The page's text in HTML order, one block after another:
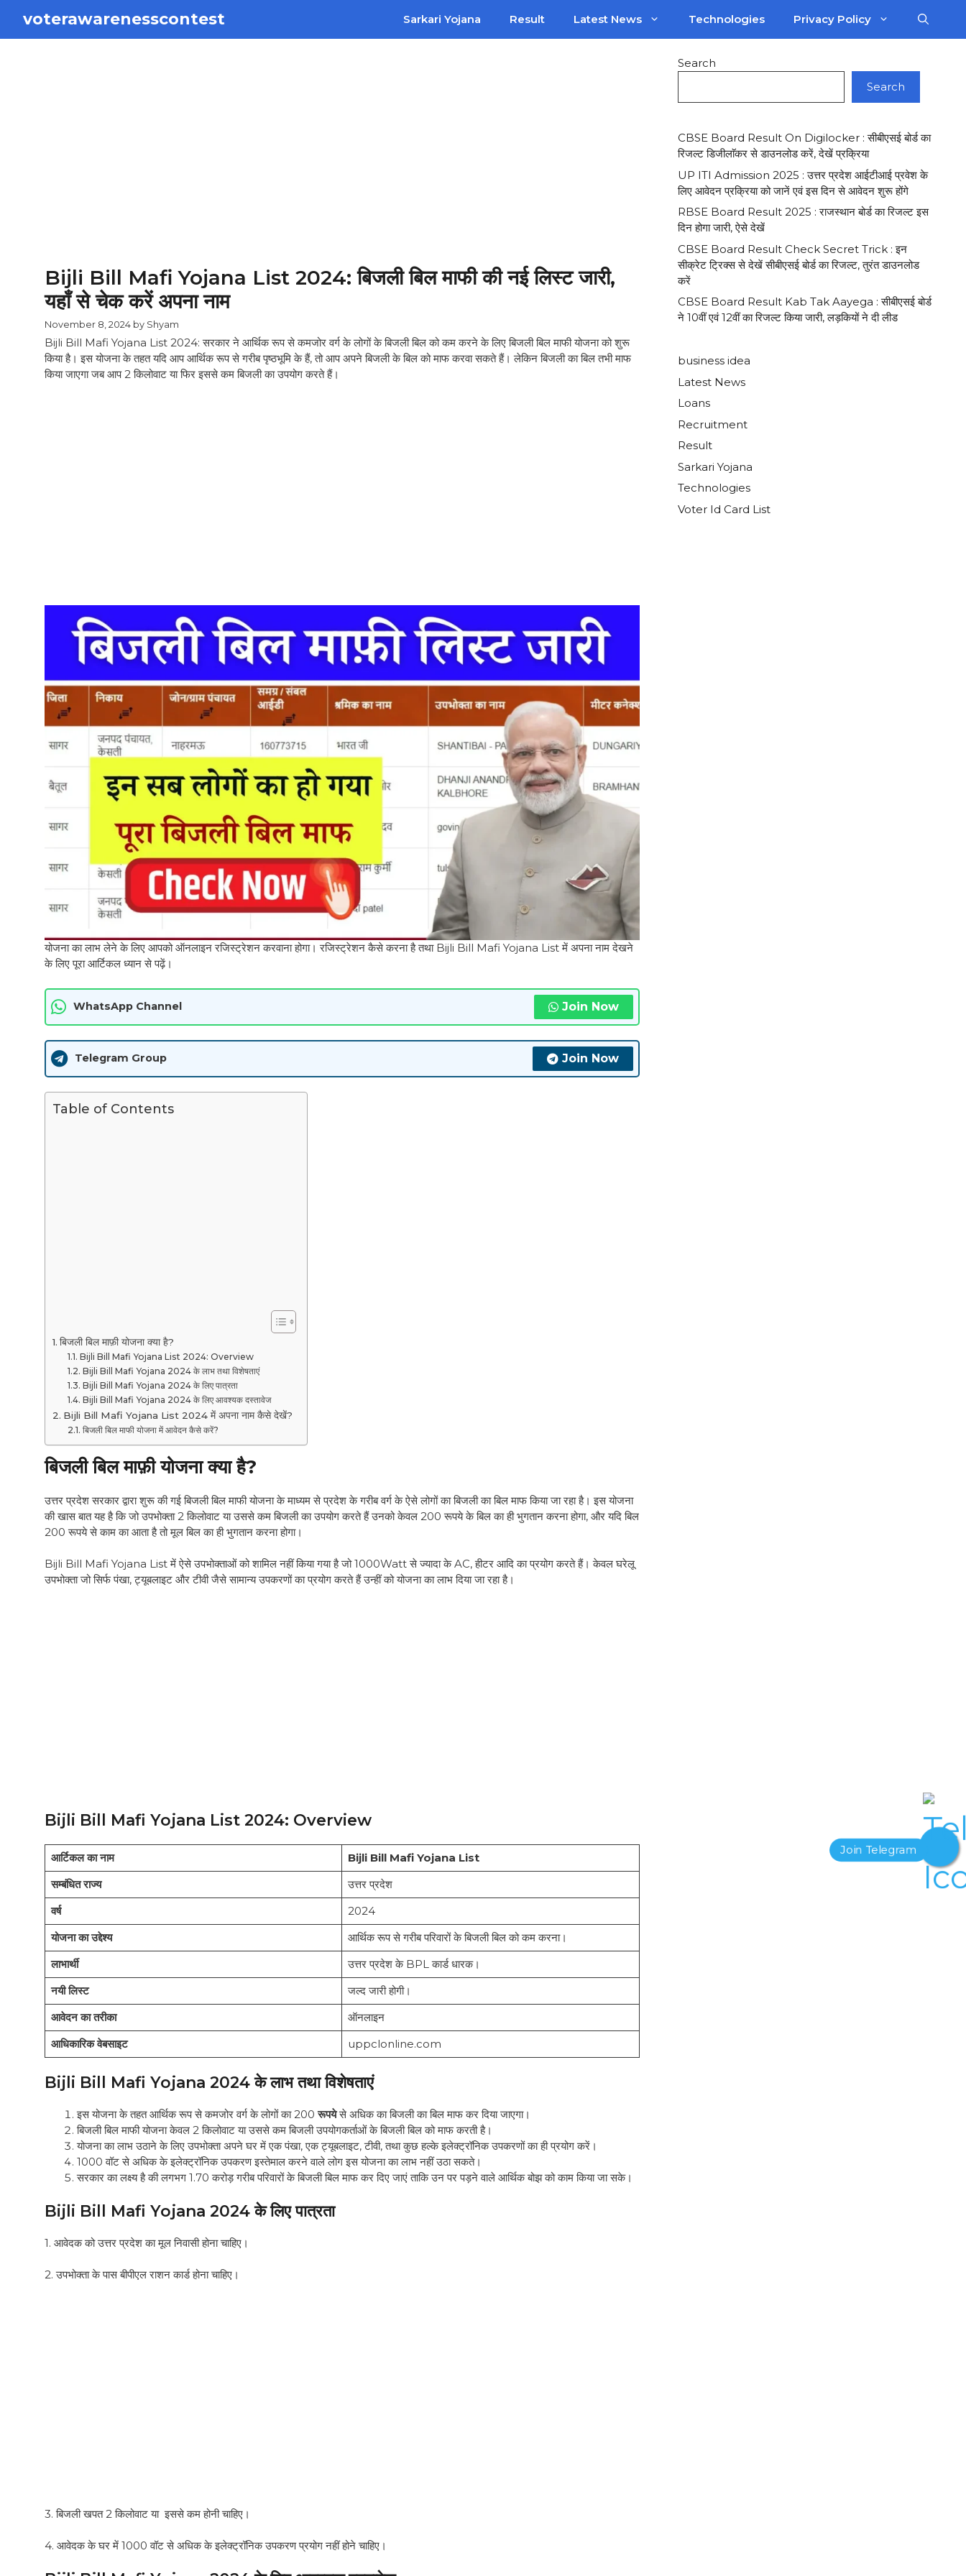
content
voterawarenesscontest Sarkari Yojana Result Latest News Technologies Privacy Policy
Bijli Bill Mafi Yojana List 2024: बिजली बिल माफी की नई लिस्ट जारी,
यहाँ से चेक करें अपना नाम
November 8, 2024 by Shyam
Bijli Bill Mafi Yojana List 2024: सरकार ने आर्थिक रूप से कमजोर वर्ग के लोगों के बिजली बिल को कम करने के लिए बिजली बिल माफी योजना को शुरू
किया है। इस योजना के तहत यदि आप आर्थिक रूप से गरीब पृष्ठभूमि के हैं, तो आप अपने बिजली के बिल को माफ करवा सकते हैं। लेकिन बिजली का बिल तभी माफ
किया जाएगा जब आप 2 किलोवाट या फिर इससे कम बिजली का उपयोग करते हैं।
योजना का लाभ लेने के लिए आपको ऑनलाइन रजिस्ट्रेशन करवाना होगा। रजिस्ट्रेशन कैसे करना है तथा Bijli Bill Mafi Yojana List में अपना नाम देखने
के लिए पूरा आर्टिकल ध्यान से पढ़ें।
WhatsApp Channel Join Now
Telegram Group Join Now
Table of Contents
बिजली बिल माफ़ी योजना क्या है?
Bijli Bill Mafi Yojana List 2024: Overview
Bijli Bill Mafi Yojana 2024 के लाभ तथा विशेषताएं
Bijli Bill Mafi Yojana 2024 के लिए पात्रता
Bijli Bill Mafi Yojana 2024 के लिए आवश्यक दस्तावेज
Bijli Bill Mafi Yojana List 2024 में अपना नाम कैसे देखें?
बिजली बिल माफी योजना में आवेदन कैसे करें?
बिजली बिल माफ़ी योजना क्या है?
उत्तर प्रदेश सरकार द्वारा शुरू की गई बिजली बिल माफी योजना के माध्यम से प्रदेश के गरीब वर्ग के ऐसे लोगों का बिजली का बिल माफ किया जा रहा है। इस योजना
की खास बात यह है कि जो उपभोक्ता 2 किलोवाट या उससे कम बिजली का उपयोग करते हैं उनको केवल 200 रूपये के बिल का ही भुगतान करना होगा, और यदि बिल
200 रूपये से काम का आता है तो मूल बिल का ही भुगतान करना होगा।
Bijli Bill Mafi Yojana List में ऐसे उपभोक्ताओं को शामिल नहीं किया गया है जो 1000Watt से ज्यादा के AC, हीटर आदि का प्रयोग करते हैं। केवल घरेलू
उपभोक्ता जो सिर्फ पंखा, ट्यूबलाइट और टीवी जैसे सामान्य उपकरणों का प्रयोग करते हैं उन्हीं को योजना का लाभ दिया जा रहा है।
Bijli Bill Mafi Yojana List 2024: Overview
आर्टिकल का नाम
Bijli Bill Mafi Yojana List
सम्बंधित राज्य
उत्तर प्रदेश
वर्ष
2024
योजना का उद्देश्य
आर्थिक रूप से गरीब परिवारों के बिजली बिल को कम करना।
लाभार्थी
उत्तर प्रदेश के BPL कार्ड धारक।
नयी लिस्ट
जल्द जारी होगी।
आवेदन का तरीका
ऑनलाइन
आधिकारिक वेबसाइट
uppclonline.com
Bijli Bill Mafi Yojana 2024 के लाभ तथा विशेषताएं
इस योजना के तहत आर्थिक रूप से कमजोर वर्ग के लोगों का 200रूपयेसे अधिक का बिजली का बिल माफ कर दिया जाएगा।
बिजली बिल माफी योजना केवल 2 किलोवाट या उससे कम बिजली उपयोगकर्ताओं के बिजली बिल को माफ करती है।
योजना का लाभ उठाने के लिए उपभोक्ता अपने घर में एक पंखा, एक ट्यूबलाइट, टीवी, तथा कुछ हल्के इलेक्ट्रॉनिक उपकरणों का ही प्रयोग करें।
1000 वॉट से अधिक के इलेक्ट्रॉनिक उपकरण इस्तेमाल करने वाले लोग इस योजना का लाभ नहीं उठा सकते।
सरकार का लक्ष्य है की लगभग 1.70 करोड़ गरीब परिवारों के बिजली बिल माफ कर दिए जाएं ताकि उन पर पड़ने वाले आर्थिक बोझ को काम किया जा सके।
Bijli Bill Mafi Yojana 2024 के लिए पात्रता
1. आवेदक को उत्तर प्रदेश का मूल निवासी होना चाहिए।
2. उपभोक्ता के पास बीपीएल राशन कार्ड होना चाहिए।
3. बिजली खपत 2 किलोवाट या इससे कम होनी चाहिए।
4. आवेदक के घर में 1000 वॉट से अधिक के इलेक्ट्रॉनिक उपकरण प्रयोग नहीं होने चाहिए।
Search
Search
CBSE Board Result On Digilocker : सीबीएसई बोर्ड का
रिजल्ट डिजीलाॅकर से डाउनलोड करें, देखें प्रक्रिया
UP ITI Admission 2025 : उत्तर प्रदेश आईटीआई प्रवेश के
लिए आवेदन प्रक्रिया को जानें एवं इस दिन से आवेदन शुरू होंगे
RBSE Board Result 2025 : राजस्थान बोर्ड का रिजल्ट इस
दिन होगा जारी, ऐसे देखें
CBSE Board Result Check Secret Trick : इन
सीक्रेट ट्रिक्स से देखें सीबीएसई बोर्ड का रिजल्ट, तुरंत डाउनलोड
करें
CBSE Board Result Kab Tak Aayega : सीबीएसई बोर्ड
ने 10वीं एवं 12वीं का रिजल्ट किया जारी, लड़कियों ने दी लीड
business idea
Latest News
Loans
Recruitment
Result
Sarkari Yojana
Technologies
Voter Id Card List